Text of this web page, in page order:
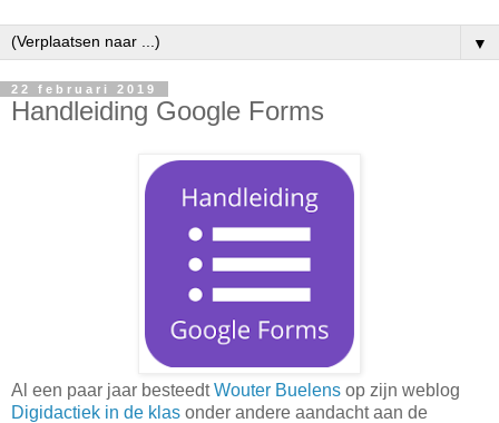
▼
22 februari 2019
Handleiding Google Forms
Al een paar jaar besteedtWouter Buelens op zijn weblog
Digidactiek in de klas onder andere aandacht aan de